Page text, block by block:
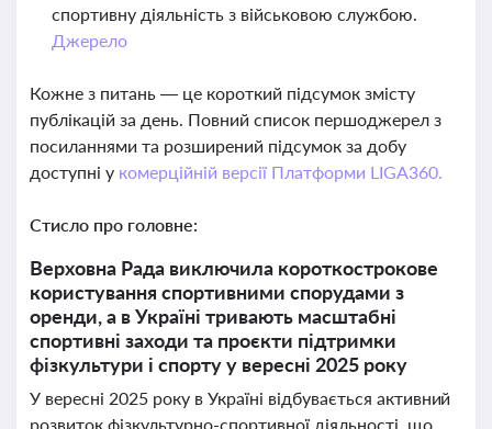
спортивну діяльність з військовою службою.
Джерело
Кожне з питань — це короткий підсумок змісту
публікацій за день. Повний список першоджерел з
посиланнями та розширений підсумок за добу
доступні у комерційній версії Платформи LIGA360.
Стисло про головне:
Верховна Рада виключила короткострокове
користування спортивними спорудами з
оренди, а в Україні тривають масштабні
спортивні заходи та проєкти підтримки
фізкультури і спорту у вересні 2025 року
У вересні 2025 року в Україні відбувається активний
розвиток фізкультурно-спортивної діяльності, що